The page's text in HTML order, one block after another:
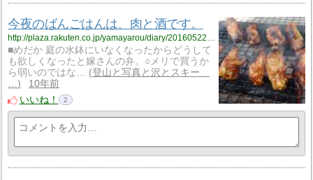
今夜のばんごはんは、肉と酒です。
■めだか 庭の水鉢にいなくなったからどうして
も欲しくなったと嫁さんの弁。○メリで買うか
ら弱いのではな…
登山と写真と沢とスキー
…
10年前
いいね！
2